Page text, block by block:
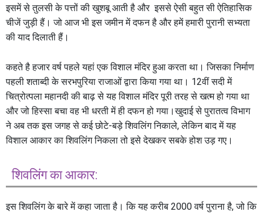
इसमें से तुलसी के पत्तों की खुशबू आती है और इससे ऐसी बहुत सी ऐतिहासिक
चीजें जुड़ी हैं। जो आज भी इस जमीन में दफन है और हमें हमारी पुरानी सभ्यता
की याद दिलाती हैं।
कहते है हजार वर्ष पहले यहां एक विशाल मंदिर हुआ करता था। जिसका निर्माण
पहली शताब्दी के सरभपुरिया राजाओं द्वारा किया गया था। 12वीं सदी में
चित्रोत्पला महानदी की बाढ़ से यह विशाल मंदिर पूरी तरह से खत्म हो गया था
और जो हिस्सा बचा वह भी धरती में ही दफन हो गया।खुदाई से पुरातत्व विभाग
ने अब तक इस जगह से कई छोटे-बड़े शिवलिंग निकाले, लेकिन बाद में यह
विशाल आकार का शिवलिंग निकला तो इसे देखकर सबके होश उड़ गए।
शिवलिंग का आकार:
इस शिवलिंग के बारे में कहा जाता है। कि यह करीब 2000 वर्ष पुराना है, जो कि